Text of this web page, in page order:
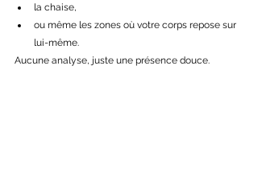
la chaise,
ou même les zones où votre corps repose sur
lui-même.
Aucune analyse, juste une présence douce.